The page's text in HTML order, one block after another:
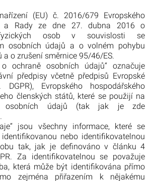
nařízení (EU) č. 2016/679 Evropského
a Rady ze dne 27. dubna 2016 o
osob v souvislosti se
osobních údajů a o volném pohybu
a o zrušení směrnice 95/46/ES.
o ochraně osobních údajů“ označuje
předpisy včetně předpisů Evropské
DGPR), Evropského hospodářského
členských států, které se použijí na
osobních údajů (tak jak je zde
jsou všechny informace, které se
nebo identifikovatelnou
tak, jak je definováno v článku 4
Za identifikovatelnou se považuje
která může být identifikována přímo
zejména přiřazením k nějakému